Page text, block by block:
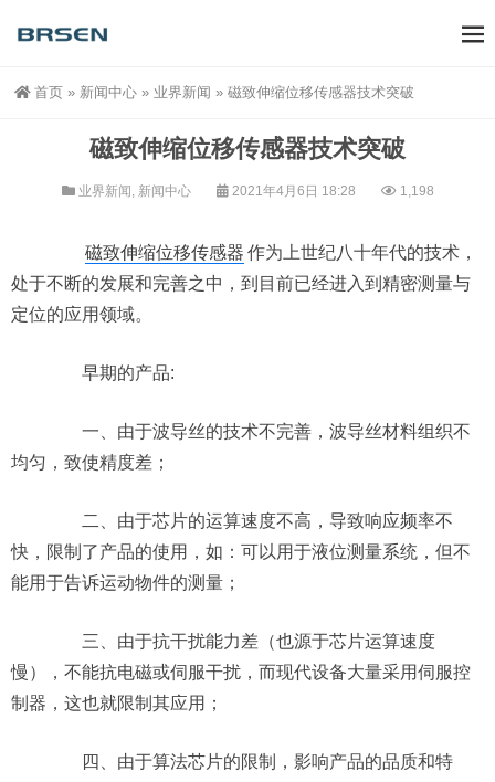
首页 » 新闻中心 » 业界新闻 » 磁致伸缩位移传感器技术突破
磁致伸缩位移传感器技术突破
业界新闻 , 新闻中心 2021年4月6日 18:28 1,198
磁致伸缩位移传感器 作为上世纪八十年代的技术，
处于不断的发展和完善之中，到目前已经进入到精密测量与
定位的应用领域。
早期的产品:
一、由于波导丝的技术不完善，波导丝材料组织不
均匀，致使精度差；
二、由于芯片的运算速度不高，导致响应频率不
快，限制了产品的使用，如：可以用于液位测量系统，但不
能用于告诉运动物件的测量；
三、由于抗干扰能力差（也源于芯片运算速度
慢），不能抗电磁或伺服干扰，而现代设备大量采用伺服控
制器，这也就限制其应用；
四、由于算法芯片的限制，影响产品的品质和特